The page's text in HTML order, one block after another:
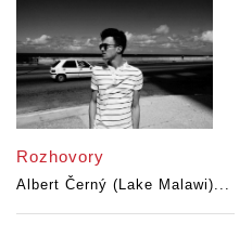
Rozhovory
Albert Černý (Lake Malawi)...